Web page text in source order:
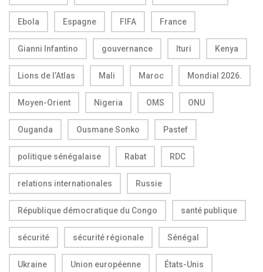
Ebola Espagne FIFA France
Gianni Infantino gouvernance Ituri Kenya
Lions de l’Atlas Mali Maroc Mondial 2026.
Moyen-Orient Nigeria OMS ONU
Ouganda Ousmane Sonko Pastef
politique sénégalaise Rabat RDC
relations internationales Russie
République démocratique du Congo santé publique
sécurité sécurité régionale Sénégal
Ukraine Union européenne États-Unis